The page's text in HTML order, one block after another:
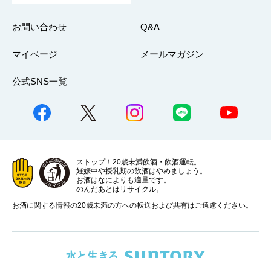
お問い合わせ Q&A
マイページ メールマガジン
公式SNS一覧
ストップ！20歳未満飲酒・飲酒運転。
妊娠中や授乳期の飲酒はやめましょう。
お酒はなによりも適量です。
のんだあとはリサイクル。
お酒に関する情報の20歳未満の方への転送および共有はご遠慮ください。